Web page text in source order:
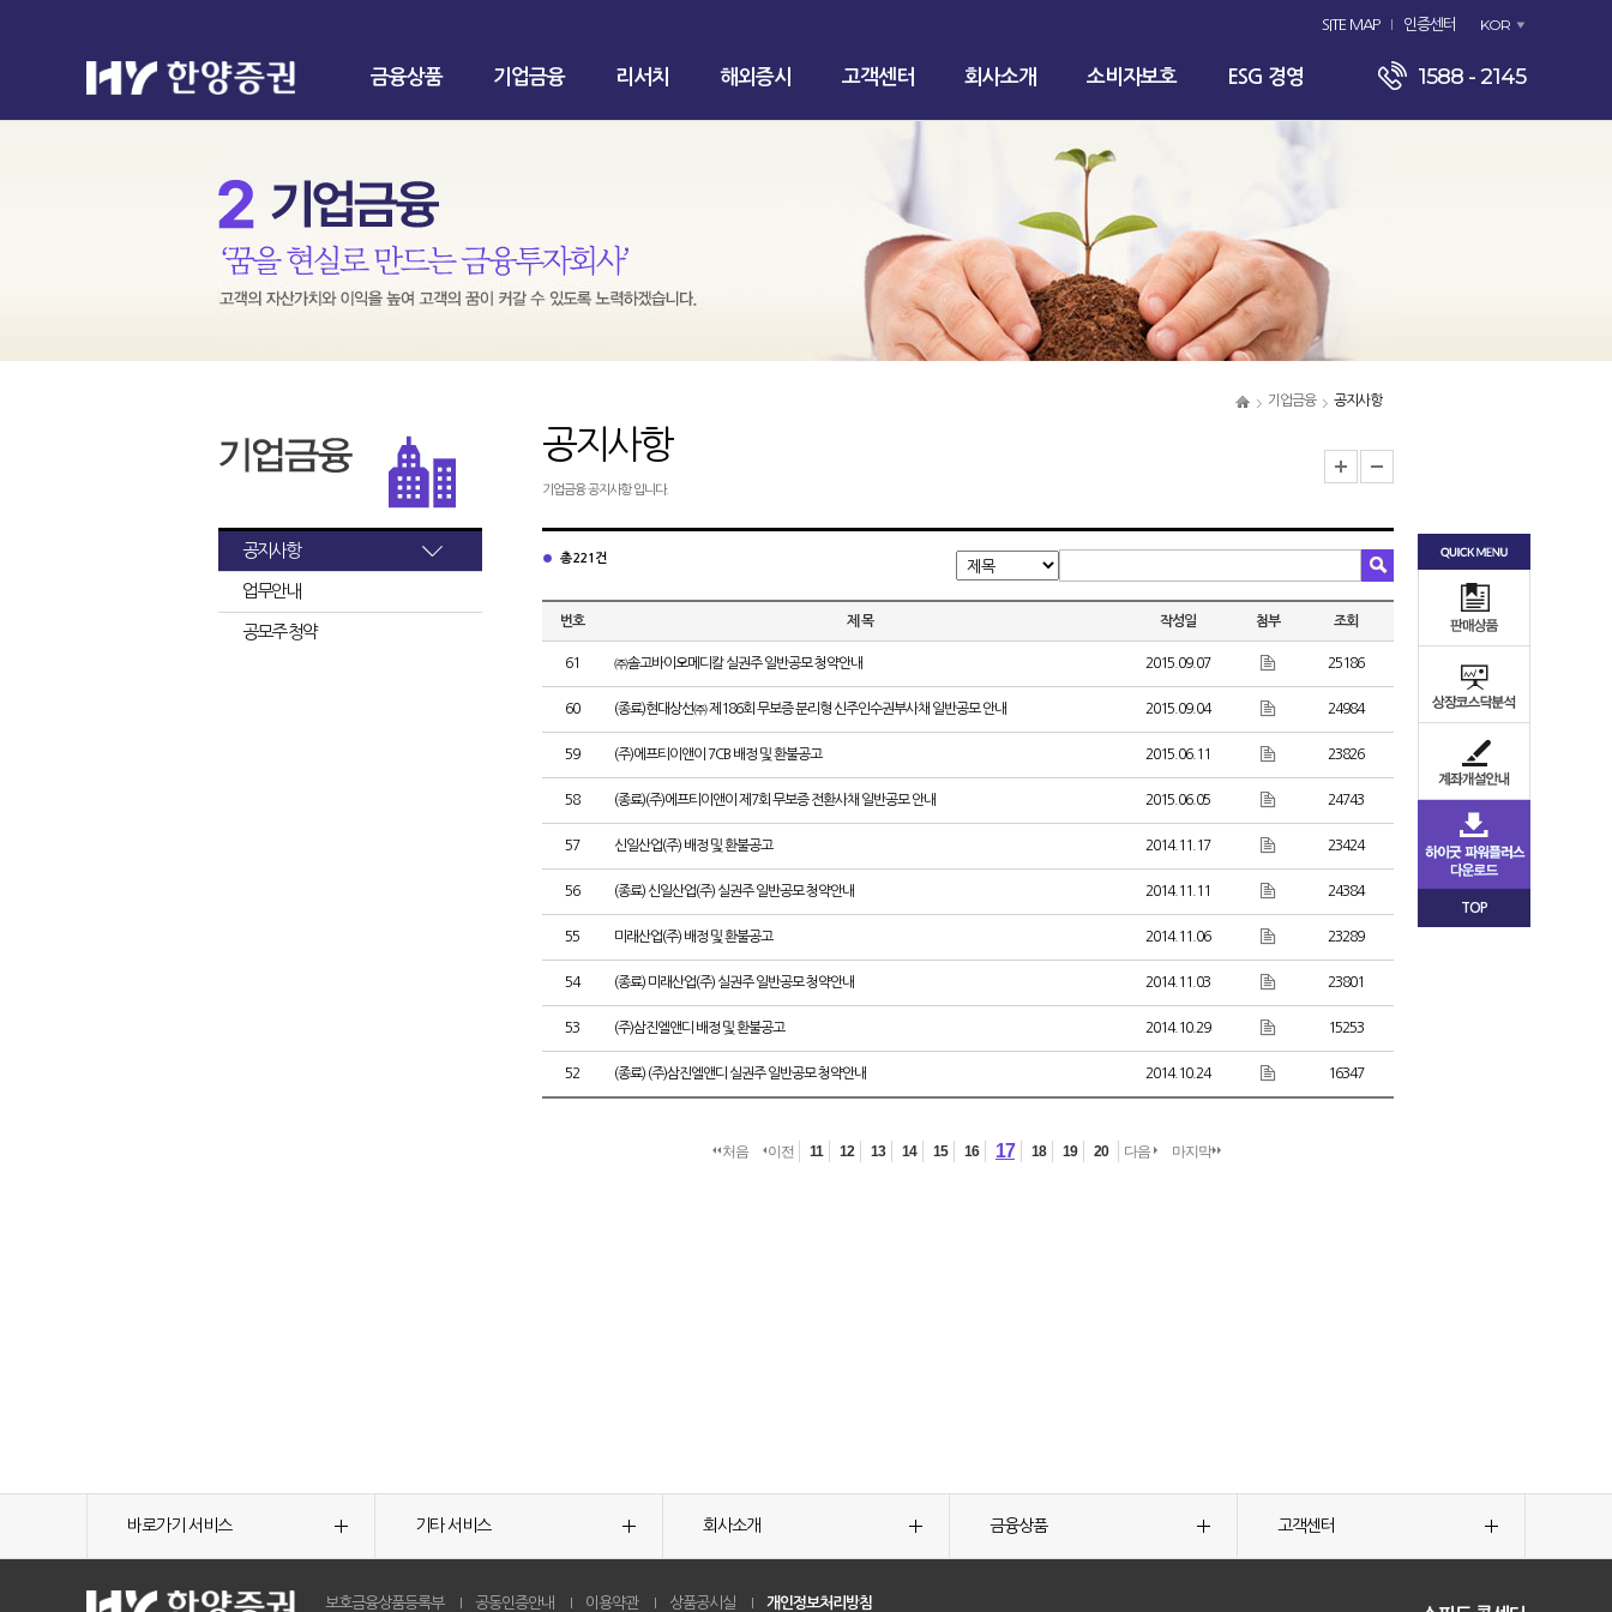
SITE MAP 인증센터 KOR
금융상품 기업금융 리서치 해외증시 고객센터 회사소개 소비자보호 ESG 경영 1588 - 2145
기업금융 공지사항
공지사항
업무안내
공모주 청약
공지사항
기업금융 공지사항 입니다.
총 221건
번호 제 목 작성일 첨부 조회
61 ㈜솔고바이오메디칼 실권주 일반공모 청약안내 2015.09.07 25186
60 (종료)현대상선㈜ 제186회 무보증 분리형 신주인수권부사채 일반공모 안내 2015.09.04 24984
59 (주)에프티이앤이 7CB 배정 및 환불공고 2015.06.11 23826
58 (종료)(주)에프티이앤이 제7회 무보증 전환사채 일반공모 안내 2015.06.05 24743
57 신일산업(주) 배정 및 환불공고 2014.11.17 23424
56 (종료) 신일산업(주) 실권주 일반공모 청약안내 2014.11.11 24384
55 미래산업(주) 배정 및 환불공고 2014.11.06 23289
54 (종료) 미래산업(주) 실권주 일반공모 청약안내 2014.11.03 23801
53 (주)삼진엘앤디 배정 및 환불공고 2014.10.29 15253
52 (종료) (주)삼진엘앤디 실권주 일반공모 청약안내 2014.10.24 16347
처음 이전 11 12 13 14 15 16 17 18 19 20 다음 마지막
TOP
바로가기 서비스 기타 서비스 회사소개 금융상품 고객센터
보호금융상품등록부 공동인증안내 이용약관 상품공시실 개인정보처리방침